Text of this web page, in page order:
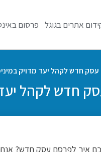
אתרים בגוגל פרסום
חדש לקהל יעד מדויק
חדש לקהל יעד
איך לפרסם עסק חדש?